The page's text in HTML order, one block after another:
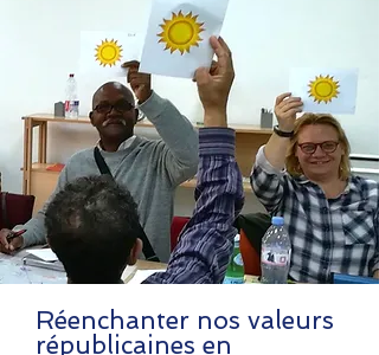
Réenchanter nos valeurs
républicaines en